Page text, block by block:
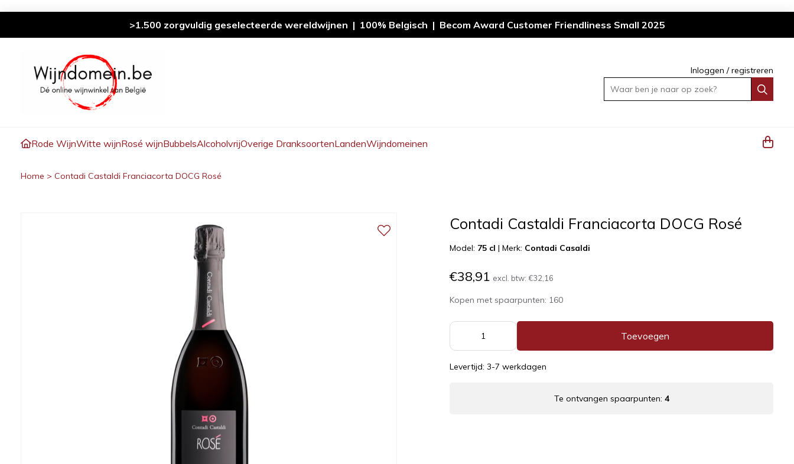
>1.500 zorgvuldig geselecteerde wereldwijnen | 100% Belgisch | Becom Award Customer Friendliness Small 2025
Inloggen /registreren
Waar ben je naar op zoek?
Rode WijnWitte wijnRosé wijnBubbelsAlcoholvrijOverige DranksoortenLandenWijndomeinen
Home > Contadi Castaldi Franciacorta DOCG Rosé
Contadi Castaldi Franciacorta DOCG Rosé
Model: 75 cl |Merk: Contadi Casaldi
€38,91 excl. btw:€32,16
Kopen met spaarpunten: 160
Toevoegen
Levertijd: 3-7 werkdagen
Te ontvangen spaarpunten: 4